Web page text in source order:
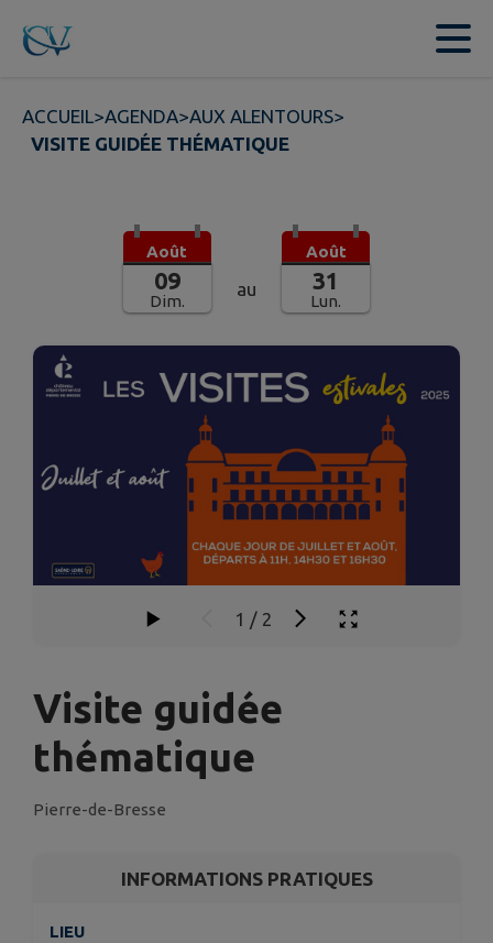
Contenu
ACCUEIL>AGENDA>AUX ALENTOURS>
VISITE GUIDÉE THÉMATIQUE
Août
09
Dim.
au
Août
31
Lun.
1 / 2
Visite guidée
thématique
Pierre-de-Bresse
INFORMATIONS PRATIQUES
LIEU